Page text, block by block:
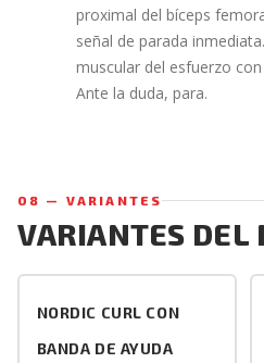
proximal del bíceps
señal de parada
muscular del esfuerzo
Ante la duda, para.
08 — VARIANTES
VARIANTES DEL
NORDIC CURL CON
BANDA DE AYUDA